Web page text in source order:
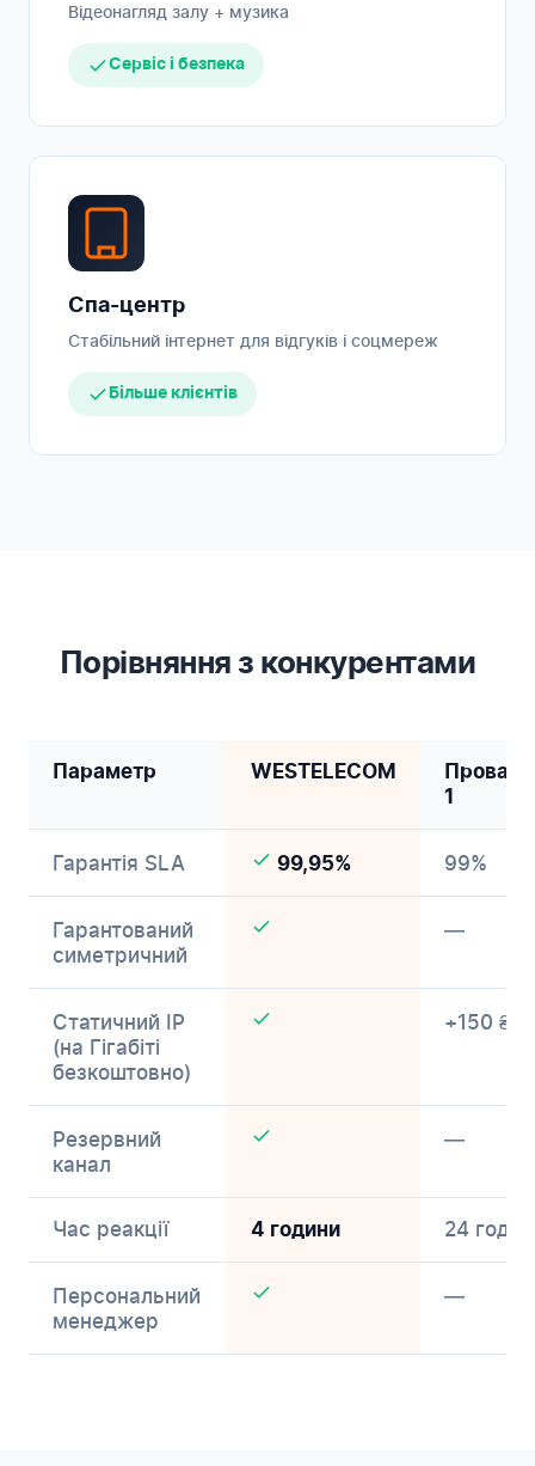
Відеонагляд залу + музика
Сервіс і безпека
Спа-центр
Стабільний інтернет для відгуків і соцмереж
Більше клієнтів
Порівняння з конкурентами
Параметр WESTELECOM
1
Гарантія SLA 99,95% 99%
Гарантований
симетричний
—
Статичний IP
(на Гігабіті
безкоштовно)
+150 ₴/
Резервний
канал
—
Час реакції 4 години 24
Персональний
менеджер
—